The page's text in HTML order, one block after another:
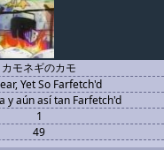
カモネギのカモ
Yet So Farfetch'd
y aún así tan Farfetch'd
1
49